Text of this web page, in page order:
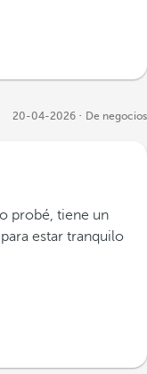
20-04-2026 De negocios
probé, tiene un
estar tranquilo